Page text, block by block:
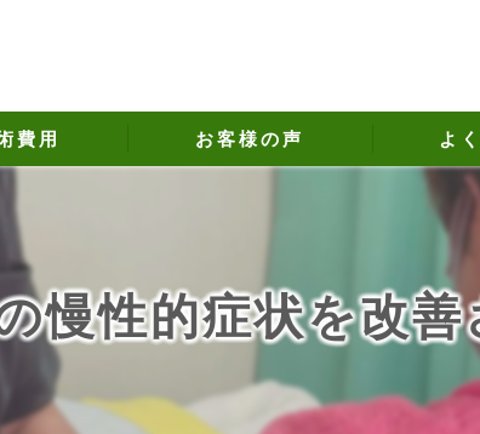
費用 お客様の声 よ
慢性的症状を改